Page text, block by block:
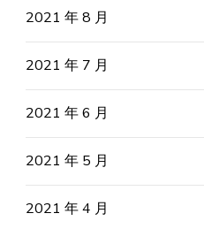
2021 年 8 月
2021 年 7 月
2021 年 6 月
2021 年 5 月
2021 年 4 月